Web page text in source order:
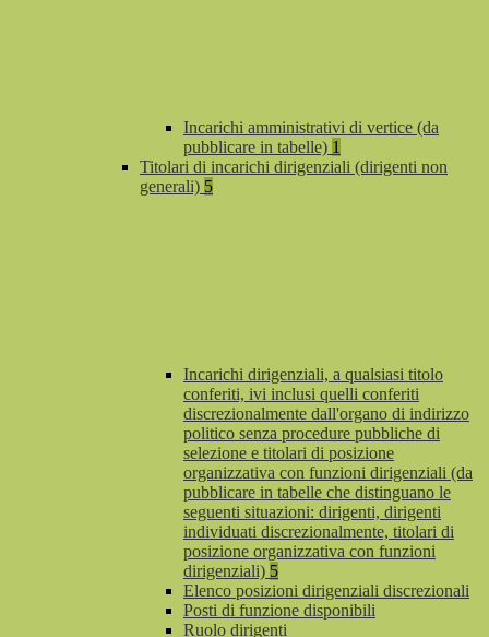
Incarichi amministrativi di vertice (da
pubblicare in tabelle) 1
Titolari di incarichi dirigenziali (dirigenti non
generali) 5
Incarichi dirigenziali, a qualsiasi titolo
conferiti, ivi inclusi quelli conferiti
discrezionalmente dall'organo di indirizzo
politico senza procedure pubbliche di
selezione e titolari di posizione
organizzativa con funzioni dirigenziali (da
pubblicare in tabelle che distinguano le
seguenti situazioni: dirigenti, dirigenti
individuati discrezionalmente, titolari di
posizione organizzativa con funzioni
dirigenziali) 5
Elenco posizioni dirigenziali discrezionali
Posti di funzione disponibili
Ruolo dirigenti